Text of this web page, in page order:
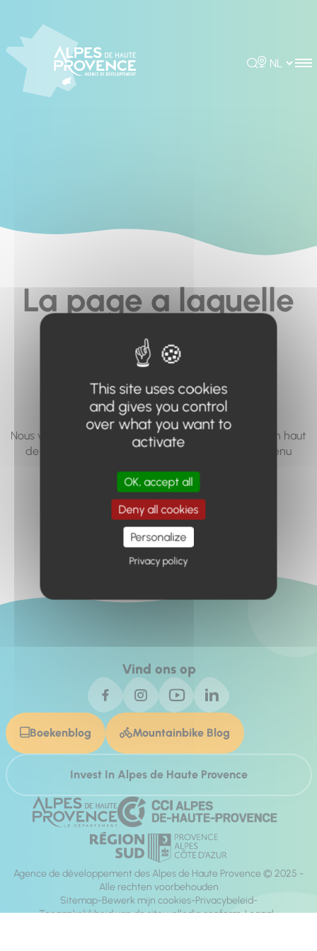
Rechercher
Choisir la
La page a laquelle
vous cherchez à
accéder n'existe
pas... ou plus.
Nous vous invitons à utiliser le moteur de recherche en haut
de page, ou à utiliser le menu pour trouver le contenu
Retour à l'accueil
Vind ons op
Boekenblog Mountainbike Blog
Invest In Alpes de Haute Provence
Agence de développement des Alpes de Haute Provence © 2025 -
Alle rechten voorbehouden
Sitemap Bewerk mijn cookies Privacybeleid
Toegankelijkheid van de site: volledig conform Legaal
This site uses cookies
and gives you control
over what you want to
activate
OK, accept all
Deny all cookies
Personalize
Privacy policy